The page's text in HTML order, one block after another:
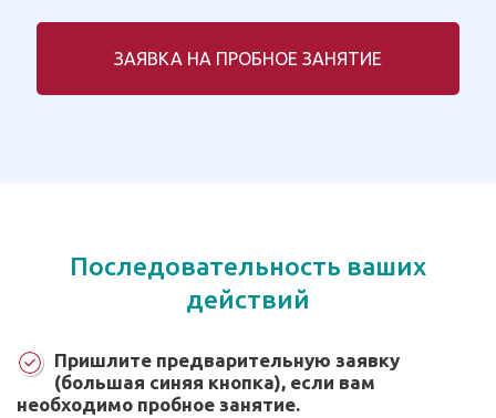
ЗАЯВКА НА ПРОБНОЕ ЗАНЯТИЕ
Последовательность ваших
действий
Пришлите предварительную заявку
(большая синяя кнопка), если вам
необходимо пробное занятие.